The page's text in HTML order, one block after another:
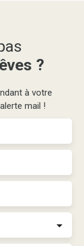
?
à votre
mail !